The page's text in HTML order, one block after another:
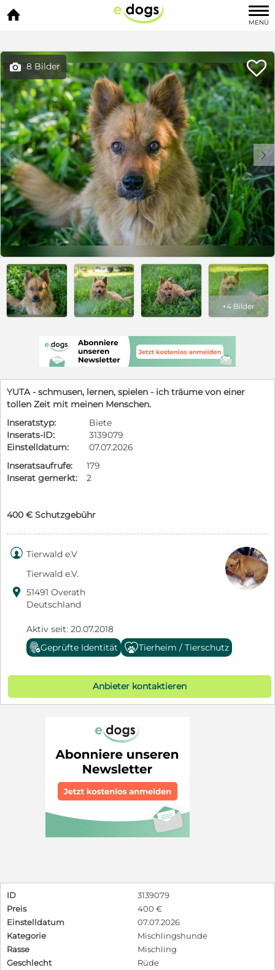

MENÜ
 8 Bilder 
c d
+4 Bilder
YUTA - schmusen, lernen, spielen - ich träume von einer
tollen Zeit mit meinen Menschen.
Inseratstyp:
Biete
Inserats-ID:
3139079
Einstelldatum:
07.07.2026
Inseratsaufrufe:
179
Inserat gemerkt:
2
400 € Schutzgebühr
 Tierwald e.V
Tierwald e.V.
 51491 Overath
Deutschland
Aktiv seit: 20.07.2018
Geprüfte Identität
Tierheim / Tierschutz
Anbieter kontaktieren
ID
3139079
Preis
400 €
Einstelldatum
07.07.2026
Kategorie
Mischlingshunde
Rasse
Mischling
Geschlecht
Rüde